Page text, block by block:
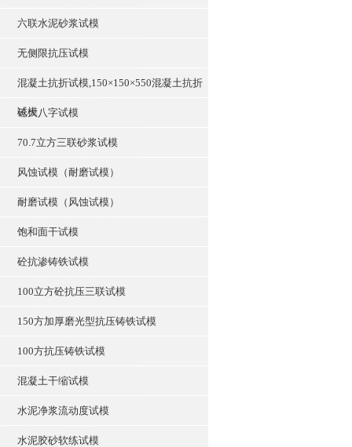
六联水泥砂浆试模
无侧限抗压试模
混凝土抗折试模,150×150×550混凝土抗折
试模
砼大八字试模
70.7立方三联砂浆试模
风蚀试模（耐磨试模）
耐磨试模（风蚀试模）
饱和面干试模
砼抗渗铸铁试模
100立方砼抗压三联试模
150方加厚磨光型抗压铸铁试模
100方抗压铸铁试模
混凝土干缩试模
水泥净浆流动度试模
水泥胶砂软练试模